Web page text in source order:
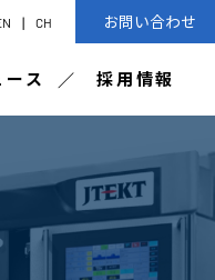
ース 採用情報
CH お問い合わせ